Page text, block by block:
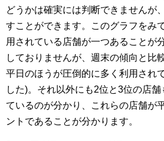
どうかは確実には判断できませんが
すことができます。このグラフをみ
用されている店舗が一つあることが
しておりませんが、週末の傾向と比
平日のほうが圧倒的に多く利用され
した)。それ以外にも2位と3位の店
ているのが分かり、これらの店舗が
ントであることが分かります。